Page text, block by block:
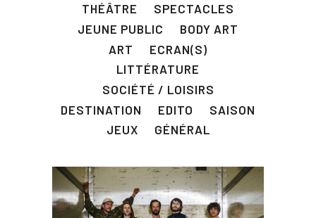
THÉÂTRE
SPECTACLES
JEUNE PUBLIC
BODY ART
ART
ECRAN(S)
LITTÉRATURE
SOCIÉTÉ / LOISIRS
DESTINATION
EDITO
SAISON
JEUX
GÉNÉRAL